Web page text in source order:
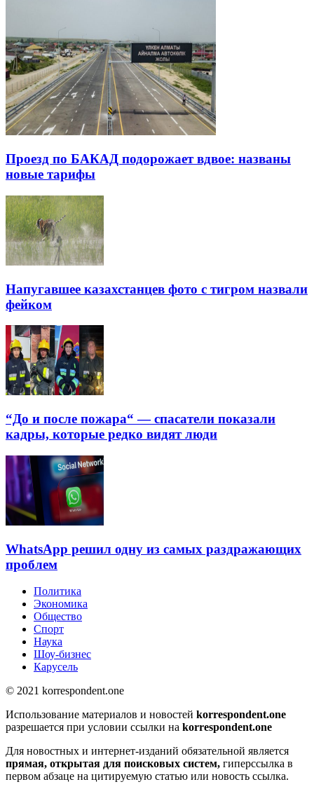
Проезд по БАКАД подорожает вдвое: названы
новые тарифы
Напугавшее казахстанцев фото с тигром назвали
фейком
“До и после пожара“ — спасатели показали
кадры, которые редко видят люди
WhatsApp решил одну из самых раздражающих
проблем
Политика
Экономика
Общество
Спорт
Наука
Шоу-бизнес
Карусель
© 2021 korrespondent.one
Использование материалов и новостей korrespondent.one
разрешается при условии ссылки на korrespondent.one
Для новостных и интернет-изданий обязательной является
прямая, открытая для поисковых систем, гиперссылка в
первом абзаце на цитируемую статью или новость ссылка.